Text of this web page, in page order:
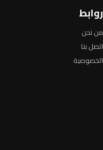
روابط
من نحن
اتصل بنا
الخصوصية